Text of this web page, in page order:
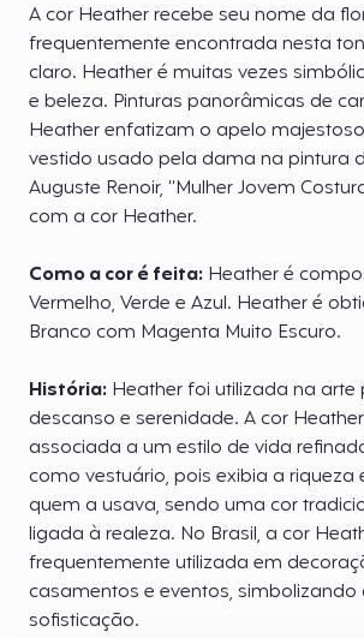
A cor Heather recebe seu nome da
frequentemente encontrada nesta
claro. Heather é muitas vezes
e beleza. Pinturas panorâmicas de
Heather enfatizam o apelo
vestido usado pela dama na pintura
Auguste Renoir, “Mulher Jovem
com a cor Heather.
Como a cor é feita: Heather é
Vermelho, Verde e Azul. Heather é
Branco com Magenta Muito Escuro.
História: Heather foi utilizada na arte
descanso e serenidade. A cor
associada a um estilo de vida
como vestuário, pois exibia a riqueza
quem a usava, sendo uma cor
ligada à realeza. No Brasil, a cor
frequentemente utilizada em
casamentos e eventos, simbolizando
sofisticação.